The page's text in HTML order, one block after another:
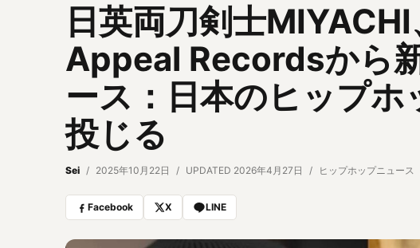
日英両刀剣士
Appeal Recordsから
ース：日本のヒップホ
投じる
Sei 2025年10月22日 UPDATED 2026年4月27日 ヒップホップニュース
Facebook X LINE